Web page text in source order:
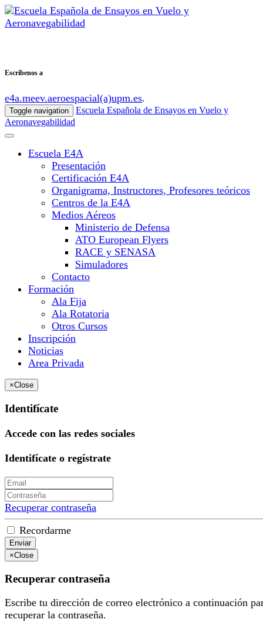
Escribenos a
e4a.meev.aeroespacial(a)upm.es.
Toggle navigation
Escuela Española de Ensayos en Vuelo y
Aeronavegabilidad
Escuela E4A
Presentación
Certificación E4A
Organigrama, Instructores, Profesores teóricos
Centros de la E4A
Medios Aéreos
Ministerio de Defensa
ATO European Flyers
RACE y SENASA
Simuladores
Contacto
Formación
Ala Fija
Ala Rotatoria
Otros Cursos
Inscripción
Noticias
Area Privada
×Close
Identifícate
Accede con las redes sociales
Identifícate o regístrate
Recuperar contraseña
Recordarme
Enviar
×Close
Recuperar contraseña
Escribe tu dirección de correo electrónico a continuación
recuperar la contraseña.